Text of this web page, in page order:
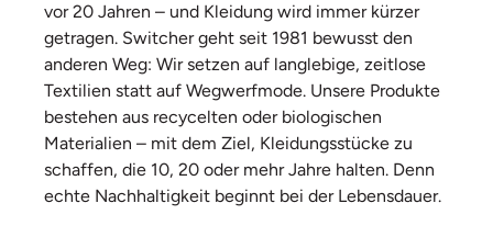
vor 20 Jahren – und Kleidung wird immer kürzer
getragen. Switcher geht seit 1981 bewusst den
anderen Weg: Wir setzen auf langlebige, zeitlose
Textilien statt auf Wegwerfmode. Unsere Produkte
bestehen aus recycelten oder biologischen
Materialien – mit dem Ziel, Kleidungsstücke zu
schaffen, die 10, 20 oder mehr Jahre halten. Denn
echte Nachhaltigkeit beginnt bei der Lebensdauer.